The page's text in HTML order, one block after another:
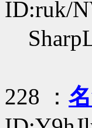
ID:ruk/
228 ：